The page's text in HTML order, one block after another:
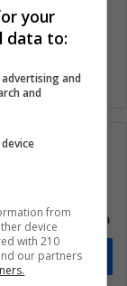
en Latinoamérica
your
data to:
and
and
from
device
with 210
our partners